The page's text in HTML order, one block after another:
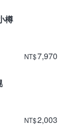
樽
NT$7,970
NT$2,003